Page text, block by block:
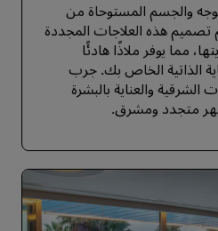
والجسم المستوحاة من
تصميم هذه العلاجات المجددة
مما يوفر ملاذًا هادئًا
الذاتية الخاص بك. جرب
الشرقية والعناية بالبشرة
متجدد ومشرق.